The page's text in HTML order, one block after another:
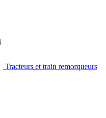
Tracteurs et train remorqueurs